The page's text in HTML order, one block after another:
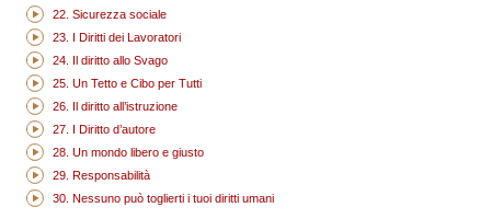
22. Sicurezza sociale
23. I Diritti dei Lavoratori
24. Il diritto allo Svago
25. Un Tetto e Cibo per Tutti
26. Il diritto all’istruzione
27. I Diritto d’autore
28. Un mondo libero e giusto
29. Responsabilità
30. Nessuno può toglierti i tuoi diritti umani